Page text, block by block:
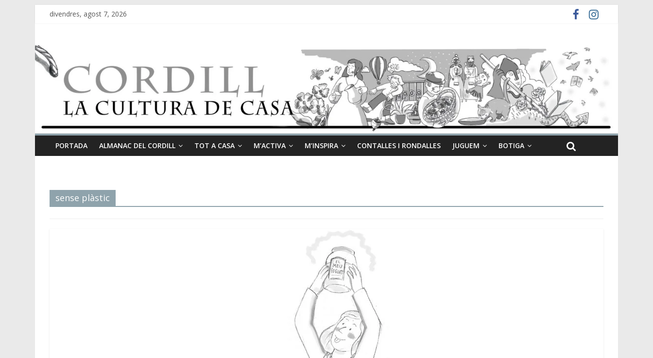
divendres, agost 7, 2026
PORTADA ALMANAC DEL CORDILL TOT A CASA M’ACTIVA M’INSPIRA CONTALLES I RONDALLES JUGUEM BOTIGA
sense plàstic